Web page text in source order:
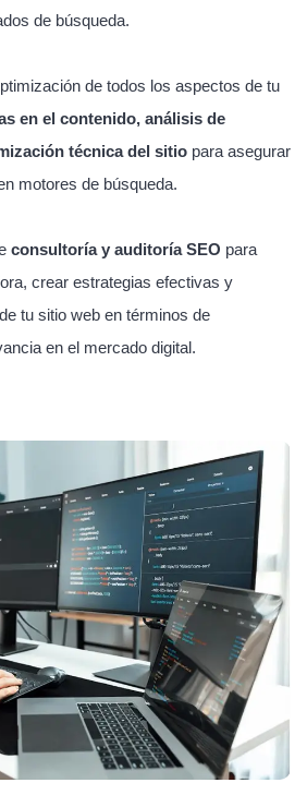
de búsqueda.
de todos los aspectos de tu
en el contenido, análisis de
técnica del sitio para asegurar
motores de búsqueda.
consultoría y auditoría SEO para
crear estrategias efectivas y
tu sitio web en términos de
en el mercado digital.